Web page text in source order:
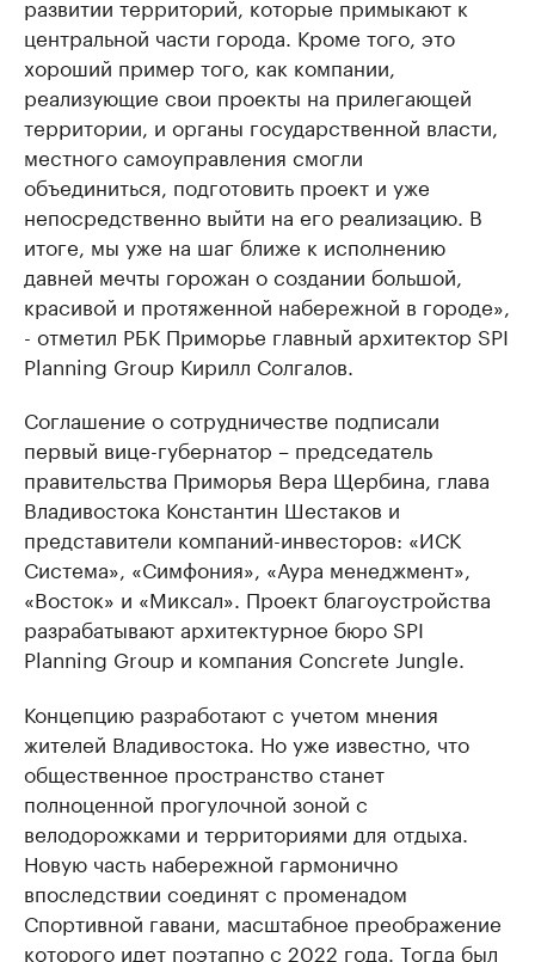
развитии территорий, которые примыкают к
центральной части города. Кроме того, это
хороший пример того, как компании,
реализующие свои проекты на прилегающей
территории, и органы государственной власти,
местного самоуправления смогли
объединиться, подготовить проект и уже
непосредственно выйти на его реализацию. В
итоге, мы уже на шаг ближе к исполнению
давней мечты горожан о создании большой,
красивой и протяженной набережной в городе»,
- отметил РБК Приморье главный архитектор SPI
Planning Group Кирилл Солгалов.
Соглашение о сотрудничестве подписали
первый вице-губернатор – председатель
правительства Приморья Вера Щербина, глава
Владивостока Константин Шестаков и
представители компаний-инвесторов: «ИСК
Система», «Симфония», «Аура менеджмент»,
«Восток» и «Миксал». Проект благоустройства
разрабатывают архитектурное бюро SPI
Planning Group и компания Concrete Jungle.
Концепцию разработают с учетом мнения
жителей Владивостока. Но уже известно, что
общественное пространство станет
полноценной прогулочной зоной с
велодорожками и территориями для отдыха.
Новую часть набережной гармонично
впоследствии соединят с променадом
Спортивной гавани, масштабное преображение
которого идет поэтапно с 2022 года. Тогда был